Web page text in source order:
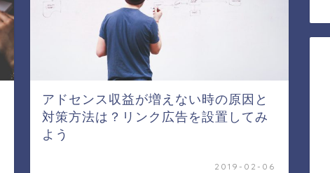
アドセンス収益が増えない時の原因と
対策方法は？リンク広告を設置してみ
よう
2019-02-06